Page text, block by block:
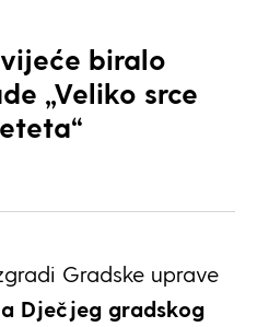
biralo
„Veliko srce
Gradske uprave
Dječjeg gradskog